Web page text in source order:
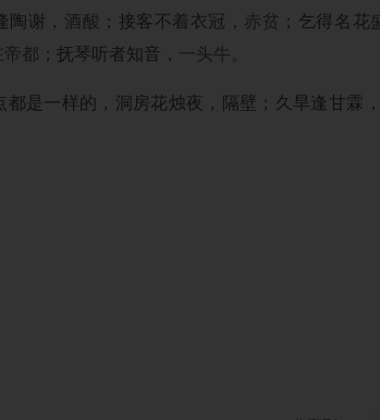
陶谢， 酒酸 ；接客不着衣冠， 赤贫 ；乞得名花
帝都 ；抚琴听者知音， 一头牛
是一样的，洞房花烛夜，隔壁；久旱逢甘霖